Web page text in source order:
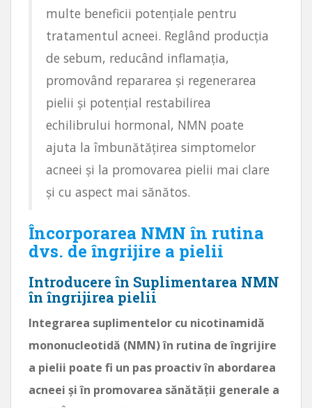
multe beneficii potențiale pentru
tratamentul acneei. Reglând producția
de sebum, reducând inflamația,
promovând repararea și regenerarea
pielii și potențial restabilirea
echilibrului hormonal, NMN poate
ajuta la îmbunătățirea simptomelor
acneei și la promovarea pielii mai clare
și cu aspect mai sănătos.
Încorporarea NMN în rutina
dvs. de îngrijire a pielii
Introducere în Suplimentarea NMN
în îngrijirea pielii
Integrarea suplimentelor cu nicotinamidă
mononucleotidă (NMN) în rutina de îngrijire
a pielii poate fi un pas proactiv în abordarea
acneei și în promovarea sănătății generale a